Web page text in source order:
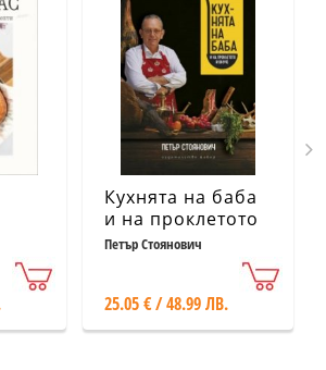
Кухнята на баба
и на проклетото
й внуче
Петър Стоянович
25.05 € / 48.99 ЛВ.